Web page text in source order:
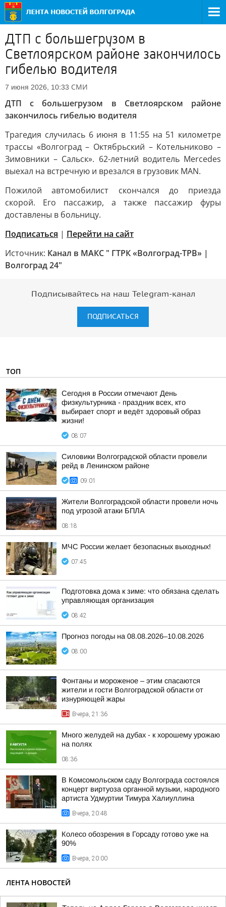
ДТП с большегрузом в
Светлоярском районе закончилось
гибелью водителя
7 июня 2026, 10:33 СМИ
ДТП с большегрузом в Светлоярском районе
закончилось гибелью водителя
Трагедия случилась 6 июня в 11:55 на 51 километре
трассы «Волгоград – Октябрьский – Котельниково –
Зимовники – Сальск». 62-летний водитель Mercedes
выехал на встречную и врезался в грузовик MAN.
Пожилой автомобилист скончался до приезда
скорой. Его пассажир, а также пассажир фуры
доставлены в больницу.
Подписаться | Перейти на сайт
Источник: Канал в МАКС " ГТРК «Волгоград-ТРВ» |
Волгоград 24"
Подписывайтесь на наш Telegram-канал
ПОДПИСАТЬСЯ
ТОП
Сегодня в России отмечают День
физкультурника - праздник всех, кто
выбирает спорт и ведёт здоровый образ
жизни!
08:07
Силовики Волгоградской области провели
рейд в Ленинском районе
09:01
Жители Волгоградской области провели ночь
под угрозой атаки БПЛА
08:18
МЧС России желает безопасных выходных!
07:45
Подготовка дома к зиме: что обязана сделать
управляющая организация
08:42
Прогноз погоды на 08.08.2026–10.08.2026
08:00
Фонтаны и мороженое – этим спасаются
жители и гости Волгоградской области от
изнуряющей жары
Вчера, 21:36
Много желудей на дубах - к хорошему урожаю
на полях
08:36
В Комсомольском саду Волгограда состоялся
концерт виртуоза органной музыки, народного
артиста Удмуртии Тимура Халиуллина
Вчера, 20:48
Колесо обозрения в Горсаду готово уже на
90%
Вчера, 20:00
ЛЕНТА НОВОСТЕЙ